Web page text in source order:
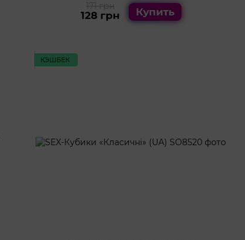
171 грн
128 грн Купить
КЭШБЕК